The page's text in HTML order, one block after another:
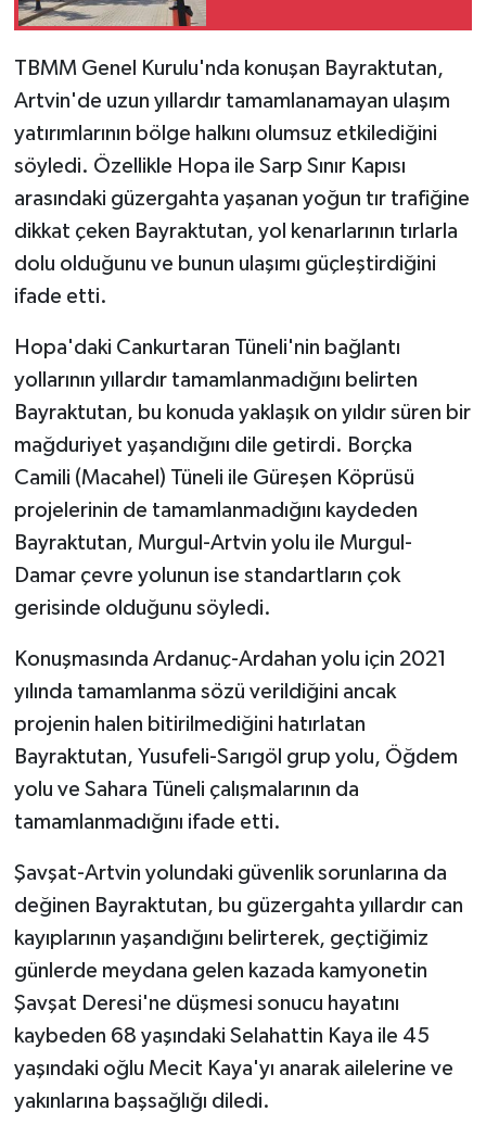
TBMM Genel Kurulu'nda konuşan Bayraktutan,
Artvin'de uzun yıllardır tamamlanamayan ulaşım
yatırımlarının bölge halkını olumsuz etkilediğini
söyledi. Özellikle Hopa ile Sarp Sınır Kapısı
arasındaki güzergahta yaşanan yoğun tır trafiğine
dikkat çeken Bayraktutan, yol kenarlarının tırlarla
dolu olduğunu ve bunun ulaşımı güçleştirdiğini
ifade etti.
Hopa'daki Cankurtaran Tüneli'nin bağlantı
yollarının yıllardır tamamlanmadığını belirten
Bayraktutan, bu konuda yaklaşık on yıldır süren bir
mağduriyet yaşandığını dile getirdi. Borçka
Camili (Macahel) Tüneli ile Güreşen Köprüsü
projelerinin de tamamlanmadığını kaydeden
Bayraktutan, Murgul-Artvin yolu ile Murgul-
Damar çevre yolunun ise standartların çok
gerisinde olduğunu söyledi.
Konuşmasında Ardanuç-Ardahan yolu için 2021
yılında tamamlanma sözü verildiğini ancak
projenin halen bitirilmediğini hatırlatan
Bayraktutan, Yusufeli-Sarıgöl grup yolu, Öğdem
yolu ve Sahara Tüneli çalışmalarının da
tamamlanmadığını ifade etti.
Şavşat-Artvin yolundaki güvenlik sorunlarına da
değinen Bayraktutan, bu güzergahta yıllardır can
kayıplarının yaşandığını belirterek, geçtiğimiz
günlerde meydana gelen kazada kamyonetin
Şavşat Deresi'ne düşmesi sonucu hayatını
kaybeden 68 yaşındaki Selahattin Kaya ile 45
yaşındaki oğlu Mecit Kaya'yı anarak ailelerine ve
yakınlarına başsağlığı diledi.